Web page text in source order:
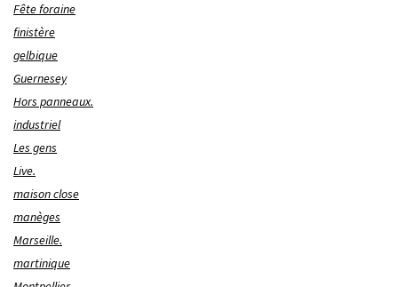
Fête foraine
finistère
gelbique
Guernesey
Hors panneaux.
industriel
Les gens
Live.
maison close
manèges
Marseille.
martinique